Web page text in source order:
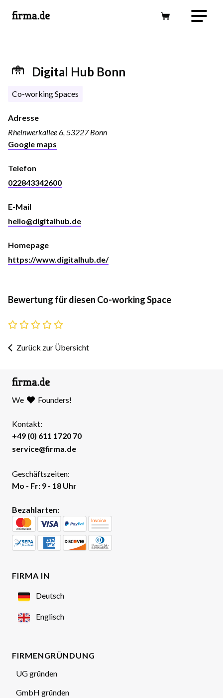
Digital Hub Bonn
Co-working Spaces
Adresse
Rheinwerkallee 6, 53227 Bonn
Google maps
Telefon
022843342600
E-Mail
hello@digitalhub.de
Homepage
https://www.digitalhub.de/
Bewertung für diesen Co-working Space
Zurück zur Übersicht
We Founders!
Kontakt:
+49 (0) 611 1720 70
service@firma.de
Geschäftszeiten:
Mo - Fr: 9 - 18 Uhr
Bezahlarten:
FIRMA IN
Deutsch
Englisch
FIRMENGRÜNDUNG
UG gründen
GmbH gründen